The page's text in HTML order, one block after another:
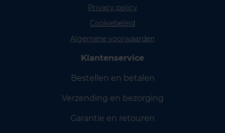
Privacy policy
Cookiebeleid
Algemene voorwaarden
Klantenservice
Bestellen en betalen
Verzending en bezorging
Garantie en retouren